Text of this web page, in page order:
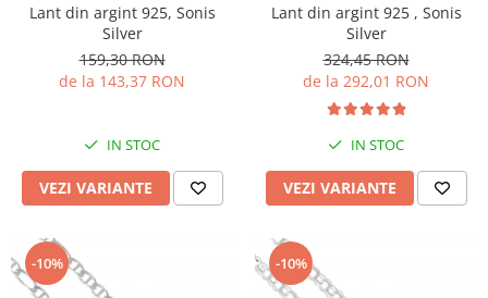
Lant din argint 925, Sonis
Silver
159,30 RON
de la 143,37 RON
IN STOC
VEZI VARIANTE
Lant din argint 925 , Sonis
Silver
324,45 RON
de la 292,01 RON
IN STOC
VEZI VARIANTE
-10% -10%